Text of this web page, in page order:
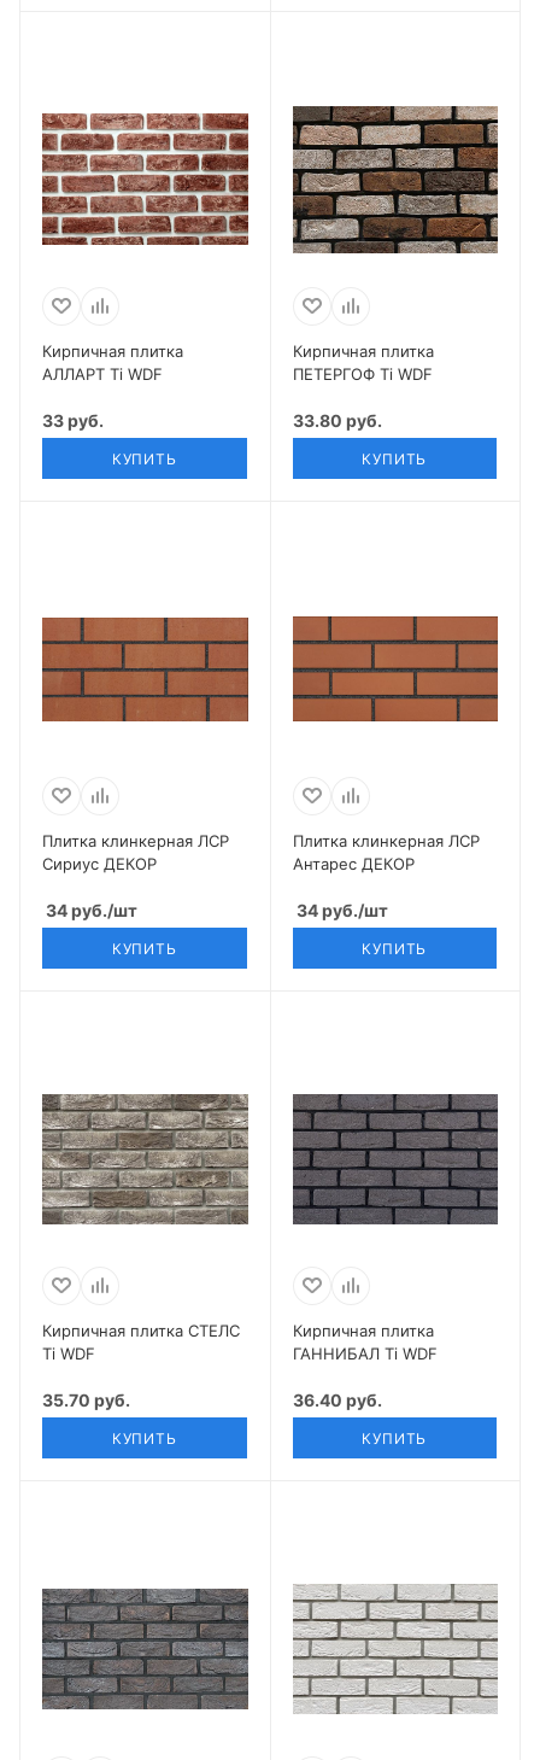
Кирпичная плитка
АЛЛАРТ Ti WDF
33 руб.
КУПИТЬ
Кирпичная плитка
ПЕТЕРГОФ Ti WDF
33.80 руб.
КУПИТЬ
Плитка клинкерная ЛСР
Сириус ДЕКОР
34руб./шт
КУПИТЬ
Плитка клинкерная ЛСР
Антарес ДЕКОР
34руб./шт
КУПИТЬ
Кирпичная плитка СТЕЛС
Ti WDF
35.70 руб.
КУПИТЬ
Кирпичная плитка
ГАННИБАЛ Ti WDF
36.40 руб.
КУПИТЬ